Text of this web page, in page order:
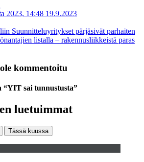
2023, 14:48 19.9.2023
Suunnitteluyritykset pärjäsivät parhaiten
listalla – rakennusliikkeistä paras
kommentoitu
“YIT sai tunnustusta”
luetuimmat
Tässä kuussa